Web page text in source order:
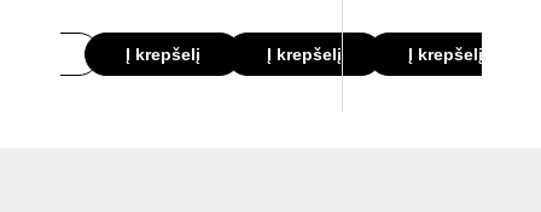
Į krepšelį Į krepšelį Į krepšelį